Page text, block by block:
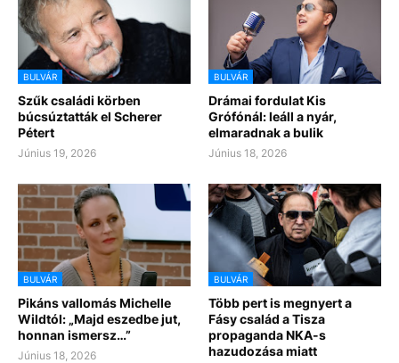
BULVÁR
Szűk családi körben
búcsúztatták el Scherer
Pétert
Június 19, 2026
BULVÁR
Drámai fordulat Kis
Grófónál: leáll a nyár,
elmaradnak a bulik
Június 18, 2026
BULVÁR
Pikáns vallomás Michelle
Wildtól: „Majd eszedbe jut,
honnan ismersz…”
Június 18, 2026
BULVÁR
Több pert is megnyert a
Fásy család a Tisza
propaganda NKA-s
hazudozása miatt